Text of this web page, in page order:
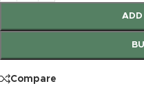
ADD
Compare